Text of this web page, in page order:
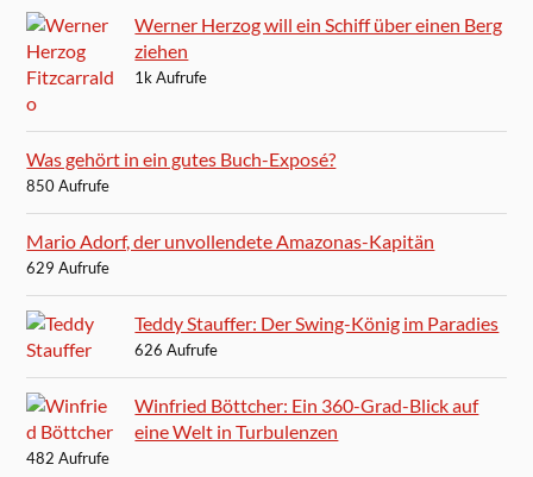
Werner Herzog will ein Schiff über einen Berg
ziehen
1k Aufrufe
Was gehört in ein gutes Buch-Exposé?
850 Aufrufe
Mario Adorf, der unvollendete Amazonas-Kapitän
629 Aufrufe
Teddy Stauffer: Der Swing-König im Paradies
626 Aufrufe
Winfried Böttcher: Ein 360-Grad-Blick auf
eine Welt in Turbulenzen
482 Aufrufe